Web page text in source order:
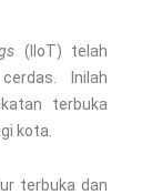
(IIoT) telah
Inilah
terbuka
kota.
terbuka dan